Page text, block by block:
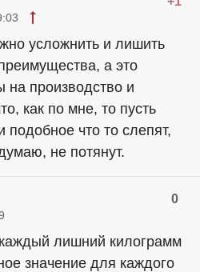
усложнить и лишить
а это
на производство и
как по мне, то пусть
подобное что то слепят,
не потянут.
0
лишний килограмм
значение для каждого